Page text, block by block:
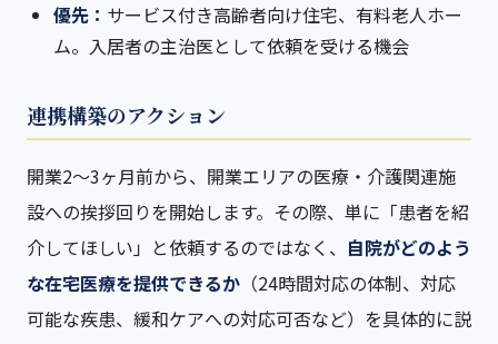
優先： サービス付き高齢者向け住宅、有料老人ホー
ム。入居者の主治医として依頼を受ける機会
連携構築のアクション
開業2〜3ヶ月前から、開業エリアの医療・介護関連施
設への挨拶回りを開始します。その際、単に「患者を紹
介してほしい」と依頼するのではなく、 自院がどのよう
な在宅医療を提供できるか （24時間対応の体制、対応
可能な疾患、緩和ケアへの対応可否など）を具体的に説